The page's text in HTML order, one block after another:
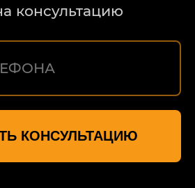
консультацию
КОНСУЛЬТАЦИЮ